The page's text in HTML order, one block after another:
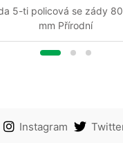
5-ti policová se zády
mm Přírodní
Instagram